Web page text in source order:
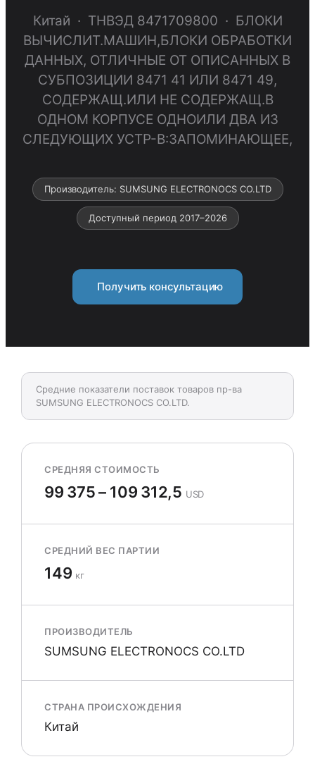
Китай · ТНВЭД 8471709800 · БЛОКИ
ВЫЧИСЛИТ.МАШИН,БЛОКИ ОБРАБОТКИ
ДАННЫХ, ОТЛИЧНЫЕ ОТ ОПИСАННЫХ В
СУБПОЗИЦИИ 8471 41 ИЛИ 8471 49,
СОДЕРЖАЩ.ИЛИ НЕ СОДЕРЖАЩ.В
ОДНОМ КОРПУСЕ ОДНОИЛИ ДВА ИЗ
СЛЕДУЮЩИХ УСТР-В:ЗАПОМИНАЮЩЕЕ,
Производитель: SUMSUNG ELECTRONOCS CO.LTD
Доступный период 2017–2026
Получить консультацию
Средние показатели поставок товаров пр-ва
SUMSUNG ELECTRONOCS CO.LTD.
СРЕДНЯЯ СТОИМОСТЬ
99 375 – 109 312,5 USD
СРЕДНИЙ ВЕС ПАРТИИ
149 кг
ПРОИЗВОДИТЕЛЬ
SUMSUNG ELECTRONOCS CO.LTD
СТРАНА ПРОИСХОЖДЕНИЯ
Китай